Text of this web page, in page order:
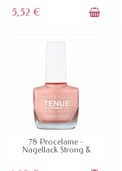
5,52 €
AVAILABLE
78 Procelaine -
Nagellack Strong &